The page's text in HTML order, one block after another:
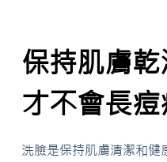
保持肌膚
才不會長痘
洗臉是保持肌膚清潔和健